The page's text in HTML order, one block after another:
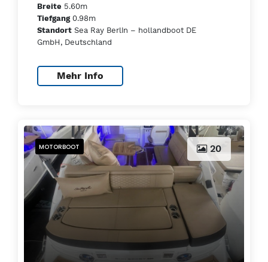
Breite 5.60m
Tiefgang0.98m
Standort Sea Ray Berlin – hollandboot DE
GmbH, Deutschland
Mehr Info
20
MOTORBOOT